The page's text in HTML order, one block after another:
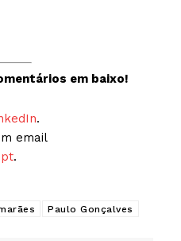
em baixo!
.
email
.
Paulo Gonçalves